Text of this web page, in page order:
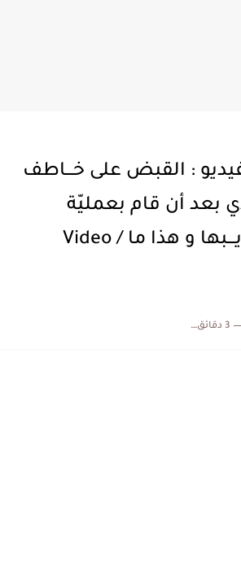
: القبض على خـــاطف
بعد أن قام بعمليّة
اختطـــــاف قريـــبها و هذا ما / Video
3 دقائق للقراءة